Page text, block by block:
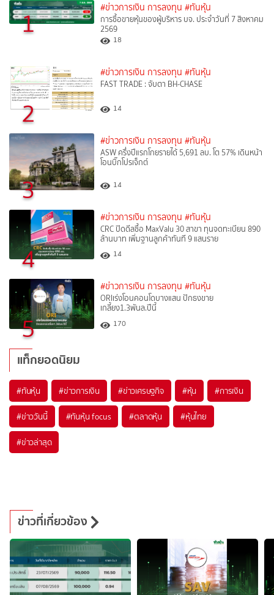
1 #ข่าวการเงิน การลงทุน #ทันหุ้น
การซื้อขายหุ้นของผู้บริหาร บจ. ประจำวันที่ 7 สิงหาคม
2569
18
2
#ข่าวการเงิน การลงทุน #ทันหุ้น
FAST TRADE : จับตา BH-CHASE
14
3
#ข่าวการเงิน การลงทุน #ทันหุ้น
ASW ครึ่งปีแรกโกยรายได้ 5,691 ลบ. โต 57% เดินหน้า
โอนบิ๊กโปรเจ็กต์
14
4
#ข่าวการเงิน การลงทุน #ทันหุ้น
CRC ปิดดีลซื้อ MaxValu 30 สาขา ทุนจดทะเบียน 890
ล้านบาท เพิ่มฐานลูกค้าทันที 9 แสนราย
14
5
#ข่าวการเงิน การลงทุน #ทันหุ้น
ORIเร่งโอนคอนโดบางแสน ปักธงขาย
เกลี้ยง1.3พันล.ปีนี้
170
แท็กยอดนิยม
#ทันหุ้น #ข่าวการเงิน #ข่าวเศรษฐกิจ #หุ้น #การเงิน
#ข่าววันนี้ #ทันหุ้น focus #ตลาดหุ้น #หุ้นไทย
#ข่าวล่าสุด
ข่าวที่เกี่ยวข้อง